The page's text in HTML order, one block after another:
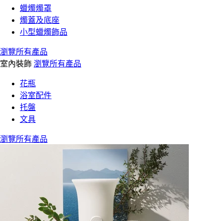
蠟燭燭罩
燭蓋及底座
小型蠟燭飾品
瀏覽所有產品
室內裝飾 瀏覽所有產品
花瓶
浴室配件
托盤
文具
瀏覽所有產品